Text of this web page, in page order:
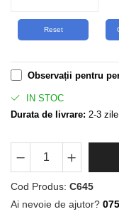
Observații pentru
IN STOC
Durata de livrare: 2-3 zile
Cod Produs: C645
Ai nevoie de ajutor?